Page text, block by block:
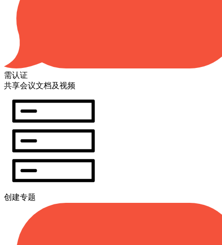
需认证
共享会议文档及视频
创建专题